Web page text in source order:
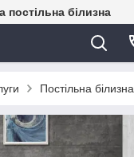
білизна
Постільна білизна